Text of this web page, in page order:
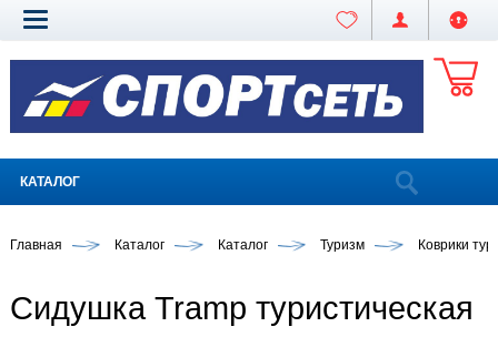
КАТАЛОГ
Главная Каталог Каталог Туризм Коврики
Сидушка Tramp туристическая